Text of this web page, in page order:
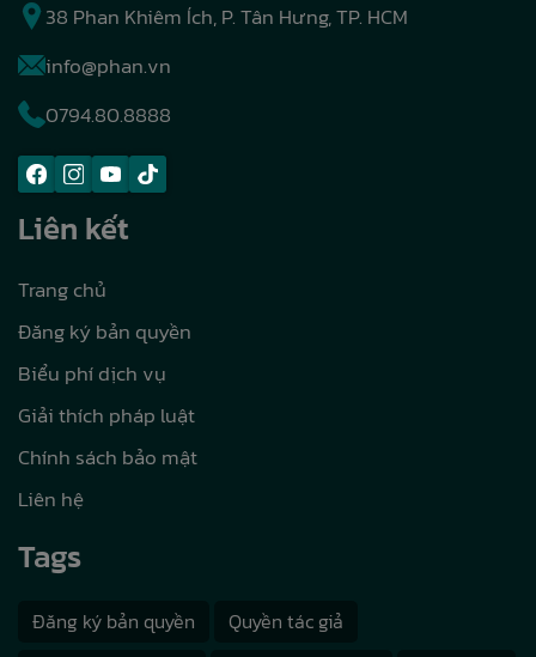
38 Phan Khiêm Ích, P. Tân Hưng, TP. HCM
info@phan.vn
0794.80.8888
Liên kết
Trang chủ
Đăng ký bản quyền
Biểu phí dịch vụ
Giải thích pháp luật
Chính sách bảo mật
Liên hệ
Tags
Đăng ký bản quyền
Quyền tác giả